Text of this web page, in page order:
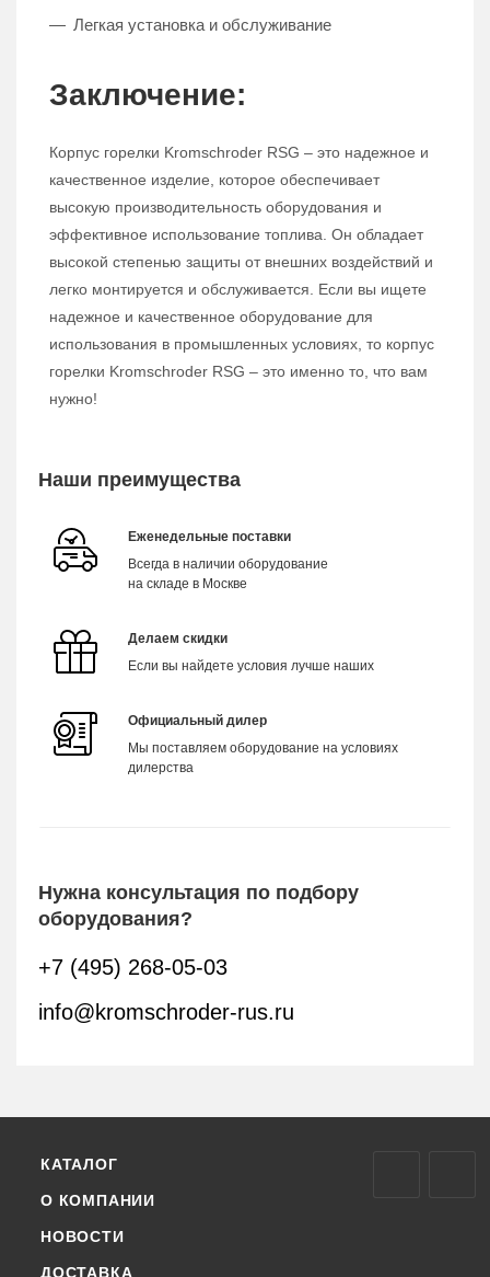
Легкая установка и обслуживание
Заключение:
Корпус горелки Kromschroder RSG – это надежное и
качественное изделие, которое обеспечивает
высокую производительность оборудования и
эффективное использование топлива. Он обладает
высокой степенью защиты от внешних воздействий и
легко монтируется и обслуживается. Если вы ищете
надежное и качественное оборудование для
использования в промышленных условиях, то корпус
горелки Kromschroder RSG – это именно то, что вам
нужно!
Наши преимущества
Еженедельные поставки
Всегда в наличии оборудование
на складе в Москве
Делаем скидки
Если вы найдете условия лучше наших
Официальный дилер
Мы поставляем оборудование на условиях
дилерства
Нужна консультация по подбору
оборудования?
+7 (495) 268-05-03
info@kromschroder-rus.ru
КАТАЛОГ
О КОМПАНИИ
НОВОСТИ
ДОСТАВКА